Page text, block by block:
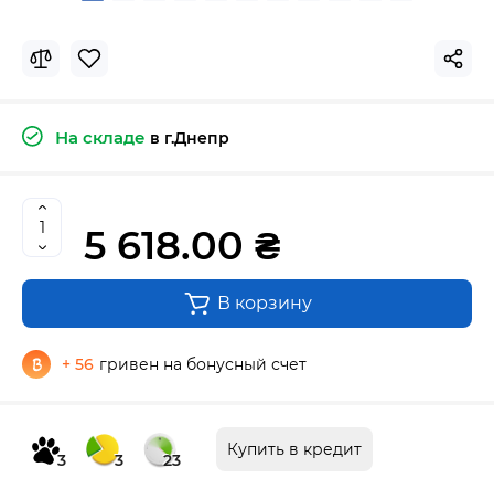
На складе в г.Днепр
5 618.00 ₴
В корзину
+ 56 гривен на бонусный счет
3 3 23
Купить в кредит